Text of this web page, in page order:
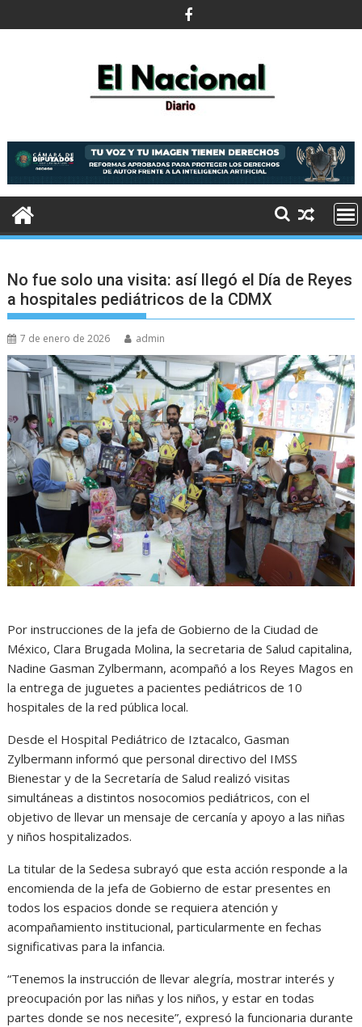
al
No fue solo una visita: así llegó el Día de Reyes
a hospitales pediátricos de la CDMX
7 de enero de 2026 admin
Por instrucciones de la jefa de Gobierno de la Ciudad de
México, Clara Brugada Molina, la secretaria de Salud capitalina,
Nadine Gasman Zylbermann, acompañó a los Reyes Magos en
la entrega de juguetes a pacientes pediátricos de 10
hospitales de la red pública local.
Desde el Hospital Pediátrico de Iztacalco, Gasman
Zylbermann informó que personal directivo del IMSS
Bienestar y de la Secretaría de Salud realizó visitas
simultáneas a distintos nosocomios pediátricos, con el
objetivo de llevar un mensaje de cercanía y apoyo a las niñas
y niños hospitalizados.
La titular de la Sedesa subrayó que esta acción responde a la
encomienda de la jefa de Gobierno de estar presentes en
todos los espacios donde se requiera atención y
acompañamiento institucional, particularmente en fechas
significativas para la infancia.
“Tenemos la instrucción de llevar alegría, mostrar interés y
preocupación por las niñas y los niños, y estar en todas
partes donde se nos necesite”, expresó la funcionaria durante